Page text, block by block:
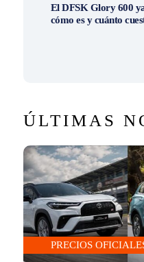
El DFSK Glory 600
cómo es y cuánto
ÚLTIMAS
PRECIOS